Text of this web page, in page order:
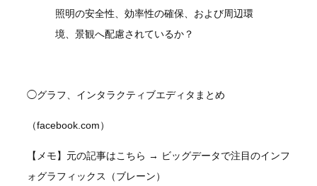
照明の安全性、効率性の確保、および周辺環
境、景観へ配慮されているか？
◯グラフ、インタラクティブエディタまとめ
（facebook.com）
【メモ】元の記事はこちら → ビッグデータで注目のインフ
ォグラフィックス（ブレーン）